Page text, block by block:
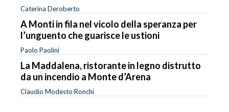
Caterina Deroberto
A Monti in fila nel vicolo della speranza per
l’unguento che guarisce le ustioni
Paolo Paolini
La Maddalena, ristorante in legno distrutto
da un incendio a Monte d’Arena
Claudio Modesto Ronchi